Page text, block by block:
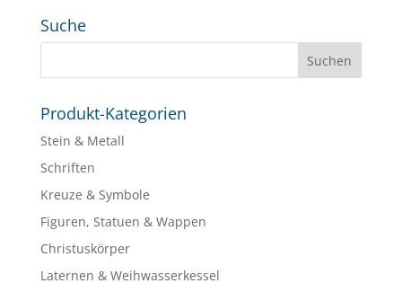
Suche
Produkt-Kategorien
Stein & Metall
Schriften
Kreuze & Symbole
Figuren, Statuen & Wappen
Christuskörper
Laternen & Weihwasserkessel